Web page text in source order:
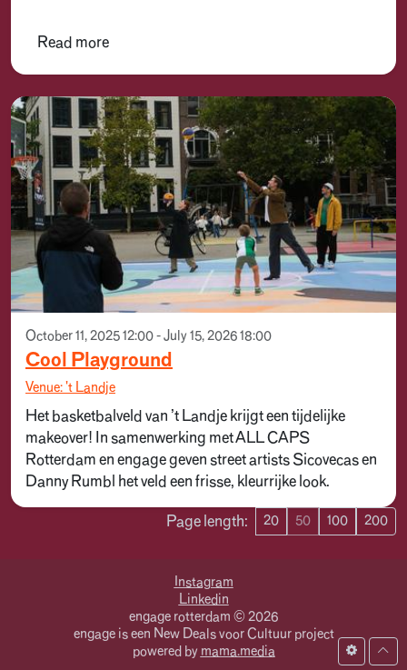
Read more
October 11, 2025 12:00 - July 15, 2026 18:00
Cool Playground
Venue: 't Landje
Het basketbalveld van ’t Landje krijgt een tijdelijke
makeover! In samenwerking met ALL CAPS
Rotterdam en engage geven street artists Sicovecas en
Danny Rumbl het veld een frisse, kleurrijke look.
Page length: 20 50 100 200
Instagram
Linkedin
engage rotterdam © 2026
engage is een New Deals voor Cultuur project
powered by mama.media